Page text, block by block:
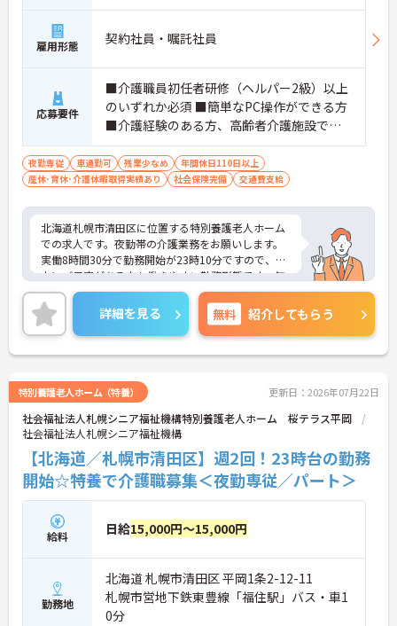
雇用形態 契約社員・嘱託社員
応募要件
■介護職員初任者研修（ヘルパー2級）以上
のいずれか必須 ■簡単なPC操作ができる方
■介護経験のある方、高齢者介護施設での
夜勤経験のある方歓迎（ブランク可）
夜勤専従 車通勤可 残業少なめ
年間休日110日以上
産休･育休･介護休暇取得実績あり
社会保険完備 交通費支給
北海道札幌市清田区に位置する特別養護老人ホーム
での求人です。夜勤帯の介護業務をお願いします。
実働8時間30分で勤務開始が23時10分ですので、日
中にご予定がある方も働きやすい勤務形態です。年
間休日173日とお休みが多く、時間を有効活用して
いただけます☆
ご興味のある方には、面接対策ポイントなど、さら
に詳細をご案内しますのでお気軽にご相談くださ
い！
詳細を見る 無料 紹介してもらう
特別養護老人ホーム（特養） 更新日：2026年07月22日
社会福祉法人札幌シニア福祉機構特別養護老人ホーム 桜テラス平岡
社会福祉法人札幌シニア福祉機構
【北海道／札幌市清田区】週2回！23時台の勤務
開始☆特養で介護職募集＜夜勤専従／パート＞
給料 日給15,000円～15,000円
勤務地
北海道 札幌市清田区 平岡1条2-12-11
札幌市営地下鉄東豊線「福住駅」バス・車1
0分